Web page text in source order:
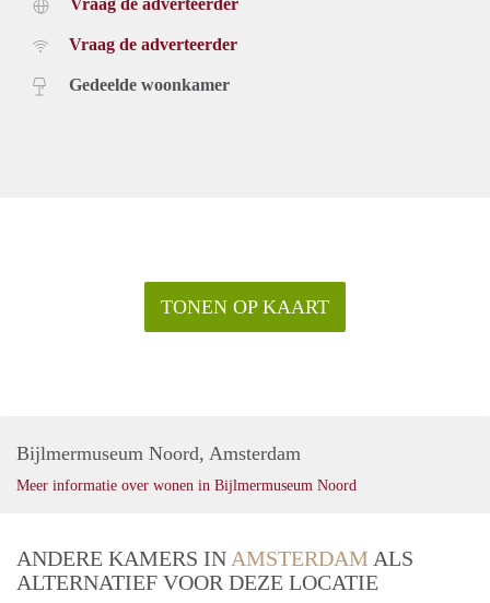
Vraag de adverteerder
Vraag de adverteerder
Gedeelde woonkamer
TONEN OP KAART
Bijlmermuseum Noord, Amsterdam
Meer informatie over wonen in Bijlmermuseum Noord
ANDERE KAMERS IN AMSTERDAM ALS
ALTERNATIEF VOOR DEZE LOCATIE